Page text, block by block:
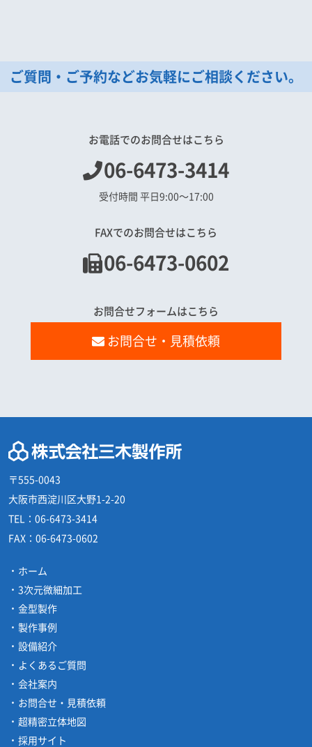
ご質問・ご予約などお気軽にご相談ください。
お電話でのお問合せはこちら
06-6473-3414
受付時間 平日9:00〜17:00
FAXでのお問合せはこちら
06-6473-0602
お問合せフォームはこちら
お問合せ・見積依頼
〒555-0043
大阪市西淀川区大野1-2-20
TEL： 06-6473-3414
FAX： 06-6473-0602
ホーム
3次元微細加工
金型製作
製作事例
設備紹介
よくあるご質問
会社案内
お問合せ・見積依頼
超精密立体地図
採用サイト